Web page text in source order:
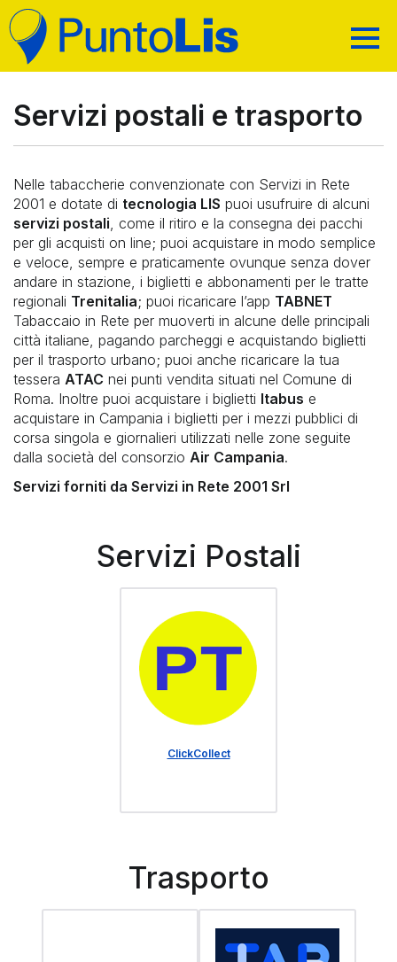
PRIVACY
CERCA IL PUNTO VENDITA
AREA RIVENDITORI
CODICI ACQUISTO
TELEFONIA E TV DIGITALE
SERVIZI POSTALI E TRASPORTO
PRENOTAZIONE TICKET UFFICIO POSTALE (PT)
VALORI BOLLATI
UNIPOLMOVE
PAGAMENTI E SERVIZI AL CITTADINO
RICARICA CARTE PREPAGATE
BOLLETTINI
BONIFICI
TASSE AUTOMOBILISTICHE
PAGOPA
PRELIEVI
ALTRI PAGAMENTI
AMAZON PAGA IN CONTANTI
TRASPARENZA, PRIVACY E RECLAMI
FONDAZIONE TELETHON
ASSISTENZA
RICERCA
Servizi postali e trasporto
Nelle tabaccherie convenzionate con Servizi in Rete
2001 e dotate di tecnologia LIS puoi usufruire di alcuni
servizi postali, come il ritiro e la consegna dei pacchi
per gli acquisti on line; puoi acquistare in modo semplice
e veloce, sempre e praticamente ovunque senza dover
andare in stazione, i biglietti e abbonamenti per le tratte
regionali Trenitalia; puoi ricaricare l’app TABNET
Tabaccaio in Rete per muoverti in alcune delle principali
città italiane, pagando parcheggi e acquistando biglietti
per il trasporto urbano; puoi anche ricaricare la tua
tessera ATAC nei punti vendita situati nel Comune di
Roma. Inoltre puoi acquistare i biglietti Itabus e
acquistare in Campania i biglietti per i mezzi pubblici di
corsa singola e giornalieri utilizzati nelle zone seguite
dalla società del consorzio Air Campania.
Servizi forniti da Servizi in Rete 2001 Srl
Servizi Postali
ClickCollect
Trasporto